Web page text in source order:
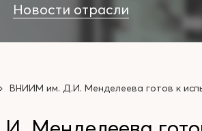
Новости отрасли
ВНИИМ им. Д.И. Менделеева готов к